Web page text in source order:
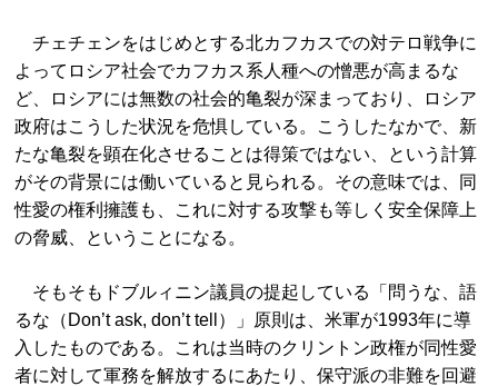
チェチェンをはじめとする北カフカスでの対テロ戦争に
よってロシア社会でカフカス系人種への憎悪が高まるな
ど、ロシアには無数の社会的亀裂が深まっており、ロシア
政府はこうした状況を危惧している。こうしたなかで、新
たな亀裂を顕在化させることは得策ではない、という計算
がその背景には働いていると見られる。その意味では、同
性愛の権利擁護も、これに対する攻撃も等しく安全保障上
の脅威、ということになる。
そもそもドブルィニン議員の提起している「問うな、語
るな（Don’t ask, don’t tell）」原則は、米軍が1993年に導
入したものである。これは当時のクリントン政権が同性愛
者に対して軍務を解放するにあたり、保守派の非難を回避